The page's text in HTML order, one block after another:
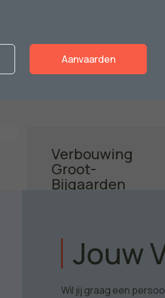
Verbouwing
Groot-
Bijgaarden
Ontdek het project
Jouw
Wil jij graag een
Aanvaarden